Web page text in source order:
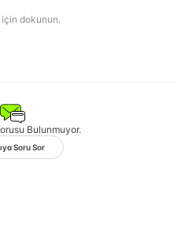
dokunun.
Bulunmuyor.
Soru Sor